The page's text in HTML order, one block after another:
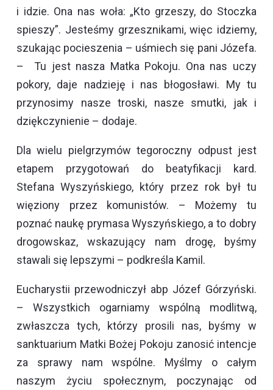
i idzie. Ona nas woła: „Kto grzeszy, do Stoczka
spieszy”. Jesteśmy grzesznikami, więc idziemy,
szukając pocieszenia – uśmiech się pani Józefa.
– Tu jest nasza Matka Pokoju. Ona nas uczy
pokory, daje nadzieję i nas błogosławi. My tu
przynosimy nasze troski, nasze smutki, jak i
dziękczynienie – dodaje.
Dla wielu pielgrzymów tegoroczny odpust jest
etapem przygotowań do beatyfikacji kard.
Stefana Wyszyńskiego, który przez rok był tu
więziony przez komunistów. – Możemy tu
poznać naukę prymasa Wyszyńskiego, a to dobry
drogowskaz, wskazujący nam drogę, byśmy
stawali się lepszymi – podkreśla Kamil.
Eucharystii przewodniczył abp Józef Górzyński.
– Wszystkich ogarniamy wspólną modlitwą,
zwłaszcza tych, którzy prosili nas, byśmy w
sanktuarium Matki Bożej Pokoju zanosić intencje
za sprawy nam wspólne. Myślmy o całym
naszym życiu społecznym, poczynając od